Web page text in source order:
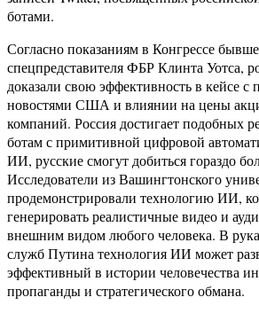
ботами.
Согласно показаниям в Конгрессе
спецпредставителя ФБР Клинта Уотса,
доказали свою эффективность в кейсе с
новостями США и влиянии на цены
компаний. Россия достигает подобных
ботам с примитивной цифровой
ИИ, русские смогут добиться гораздо
Исследователи из Вашингтонского
продемонстрировали технологию ИИ,
генерировать реалистичные видео и
внешним видом любого человека. В
служб Путина технология ИИ может
эффективный в истории человечества
пропаганды и стратегического обмана.